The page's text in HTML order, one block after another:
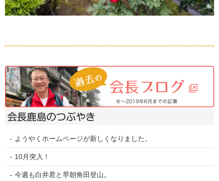
会長鹿島のつぶやき
ようやくホームページが新しくなりました。
10月突入！
今週も白井君と早朝角田登山。